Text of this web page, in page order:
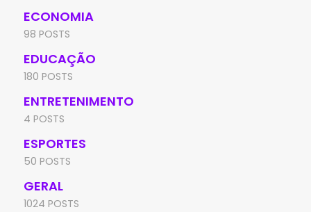
ECONOMIA
98 POSTS
EDUCAÇÃO
180 POSTS
ENTRETENIMENTO
4 POSTS
ESPORTES
50 POSTS
GERAL
1024 POSTS